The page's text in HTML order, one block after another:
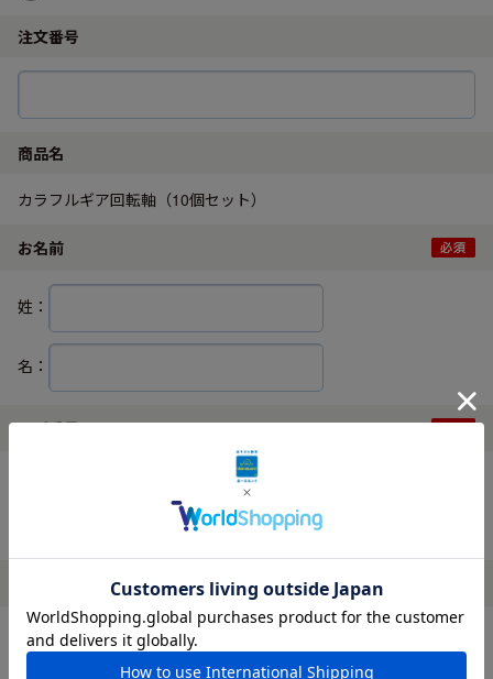
注文番号
商品名
カラフルギア回転軸（10個セット）
お名前
姓：
名：
電話番号
ハイフンなしでご入力ください。
メールアドレス